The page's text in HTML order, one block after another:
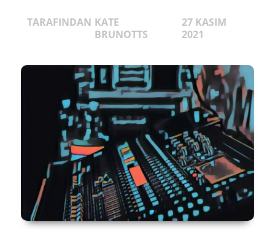
TARAFINDAN KATE
BRUNOTTS
27 KASIM
2021